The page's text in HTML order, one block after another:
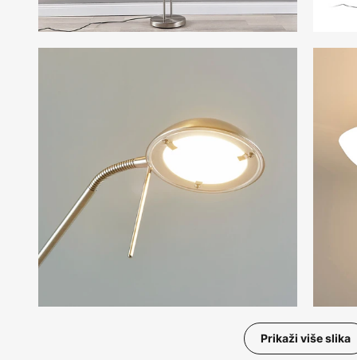
Prikaži više slika